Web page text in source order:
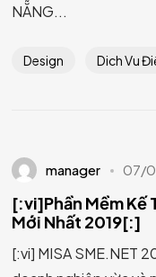
NẴNG...
Design Dich Vu
manager 07/
[:vi]Phần Mềm Kế
Mới Nhất 2019[:]
[:vi] MISA SME.NET